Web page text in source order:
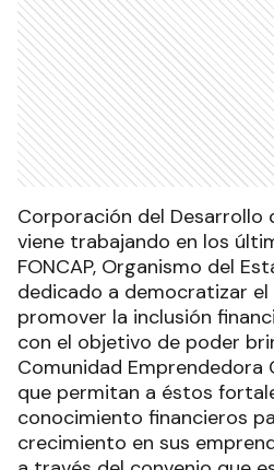
Corporación del Desarrollo
viene trabajando en los
FONCAP, Organismo del
dedicado a democratizar
promover la inclusión
con el objetivo de poder
Comunidad Emprendedora
que permitan a éstos
conocimiento financieros
crecimiento en sus